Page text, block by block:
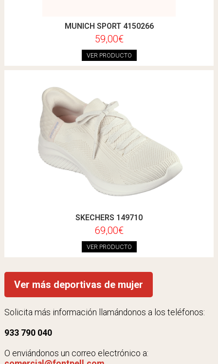
MUNICH SPORT 4150266
59,00€
VER PRODUCTO
SKECHERS 149710
69,00€
VER PRODUCTO
Ver más deportivas de mujer
Solicita más información llamándonos a los teléfonos:
933 790 040
O enviándonos un correo electrónico a: